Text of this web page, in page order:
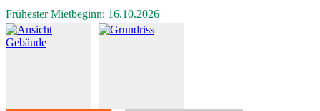
Frühester Mietbeginn: 16.10.2026